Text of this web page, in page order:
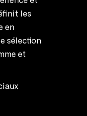
les
en
sélection
et